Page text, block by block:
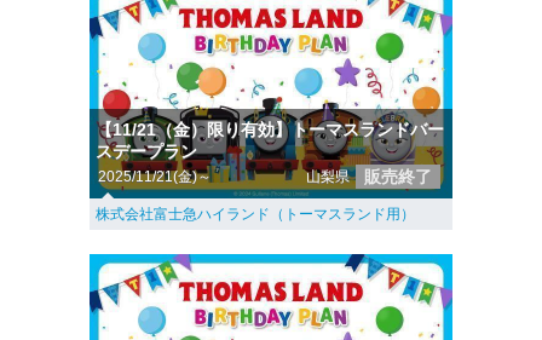
【11/21（金）限り有効】トーマスランドバー
スデープラン
2025/11/21(金)～ 山梨県 販売終了
株式会社富士急ハイランド（トーマスランド用）